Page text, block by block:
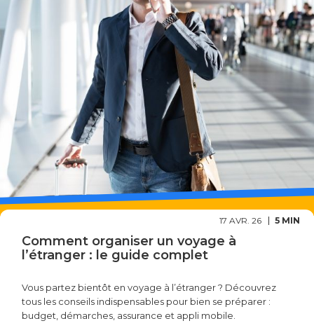
17 AVR. 26 5 MIN
Comment organiser un voyage à
l’étranger : le guide complet
Vous partez bientôt en voyage à l’étranger ? Découvrez
tous les conseils indispensables pour bien se préparer :
budget, démarches, assurance et appli mobile.